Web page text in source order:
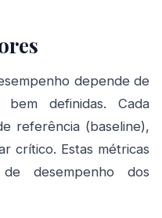
depende de
definidas. Cada
referência (baseline),
crítico. Estas métricas
de desempenho dos